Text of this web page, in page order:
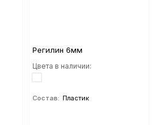
Регилин 6мм
Цвета в наличии:
Состав: Пластик